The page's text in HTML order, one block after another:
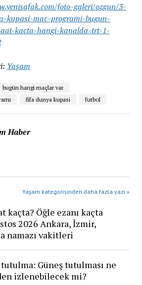
foto-galeri/ozgun/3-
kupasi-mac-programi-bugun-
kacta-hangi-kanalda-trt-1-
Yaşam
bugün hangi maçlar var
fifa dunya kupasi futbol
Haber
Yaşam kategorisinden daha fazla yazı »
kaçta? Öğle ezanı kaçta
2026 Ankara, İzmir,
namazı vakitleri
Güneş tutulması ne
izlenebilecek mi?